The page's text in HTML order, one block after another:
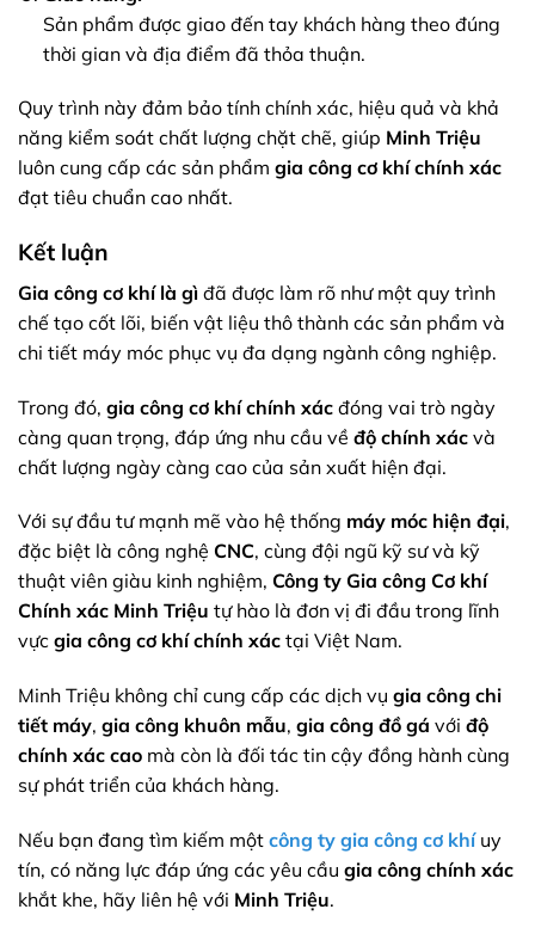
Sản phẩm được giao đến tay khách hàng theo đúng
thời gian và địa điểm đã thỏa thuận.
Quy trình này đảm bảo tính chính xác, hiệu quả và khả
năng kiểm soát chất lượng chặt chẽ, giúp Minh Triệu
luôn cung cấp các sản phẩm gia công cơ khí chính xác
đạt tiêu chuẩn cao nhất.
Kết luận
Gia công cơ khí là gì đã được làm rõ như một quy trình
chế tạo cốt lõi, biến vật liệu thô thành các sản phẩm và
chi tiết máy móc phục vụ đa dạng ngành công nghiệp.
Trong đó, gia công cơ khí chính xác đóng vai trò ngày
càng quan trọng, đáp ứng nhu cầu về độ chính xác và
chất lượng ngày càng cao của sản xuất hiện đại.
Với sự đầu tư mạnh mẽ vào hệ thống máy móc hiện đại,
đặc biệt là công nghệ CNC, cùng đội ngũ kỹ sư và kỹ
thuật viên giàu kinh nghiệm, Công ty Gia công Cơ khí
Chính xác Minh Triệu tự hào là đơn vị đi đầu trong lĩnh
vực gia công cơ khí chính xác tại Việt Nam.
Minh Triệu không chỉ cung cấp các dịch vụ gia công chi
tiết máy, gia công khuôn mẫu, gia công đồ gá với độ
chính xác cao mà còn là đối tác tin cậy đồng hành cùng
sự phát triển của khách hàng.
Nếu bạn đang tìm kiếm một công ty gia công cơ khíuy
tín, có năng lực đáp ứng các yêu cầu gia công chính xác
khắt khe, hãy liên hệ với Minh Triệu.